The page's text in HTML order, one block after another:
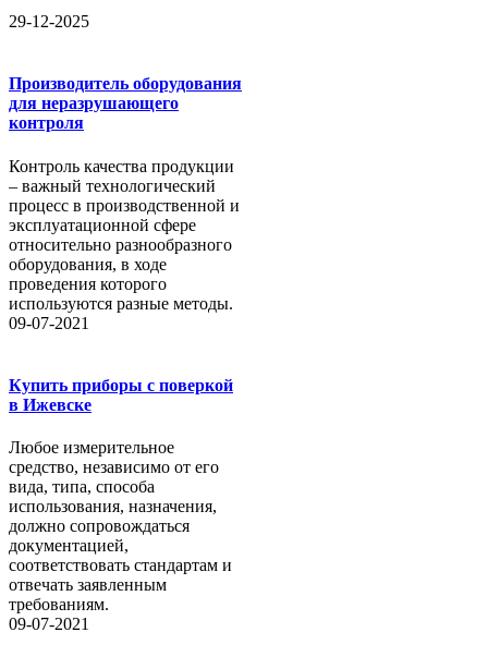
29-12-2025
Производитель оборудования
для неразрушающего
контроля
Контроль качества продукции
– важный технологический
процесс в производственной и
эксплуатационной сфере
относительно разнообразного
оборудования, в ходе
проведения которого
используются разные методы.
09-07-2021
Купить приборы с поверкой
в Ижевске
Любое измерительное
средство, независимо от его
вида, типа, способа
использования, назначения,
должно сопровождаться
документацией,
соответствовать стандартам и
отвечать заявленным
требованиям.
09-07-2021